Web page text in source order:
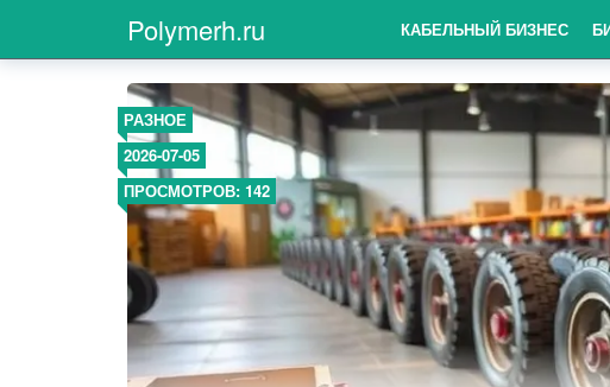
Polymerh.ru КАБЕЛЬНЫЙ БИЗНЕС
РАЗНОЕ
2026-07-05
ПРОСМОТРОВ: 142